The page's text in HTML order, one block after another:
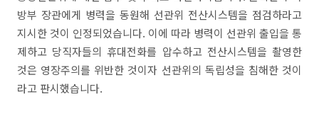
방부 장관에게 병력을 동원해 선관위 전산시스템을 점검하라고
지시한 것이 인정되었습니다. 이에 따라 병력이 선관위 출입을 통
제하고 당직자들의 휴대전화를 압수하고 전산시스템을 촬영한
것은 영장주의를 위반한 것이자 선관위의 독립성을 침해한 것이
라고 판시했습니다.